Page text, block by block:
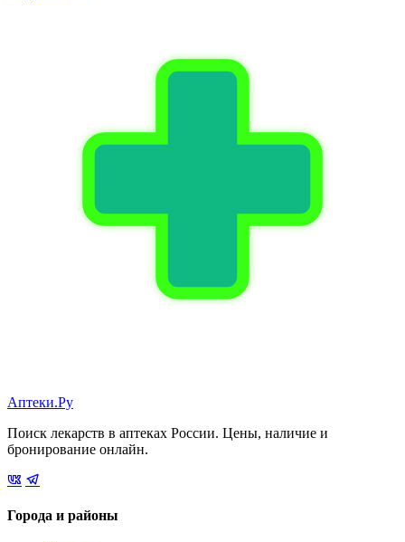
Аптеки.Ру
Поиск лекарств в аптеках России. Цены, наличие и
бронирование онлайн.
Города и районы